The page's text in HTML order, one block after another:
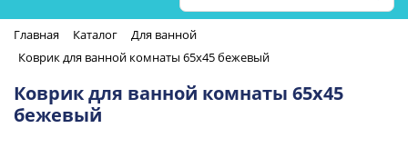
Главная Каталог
Для ванной
Коврик для ванной комнаты 65х45 бежевый
Коврик для ванной комнаты 65х45
бежевый